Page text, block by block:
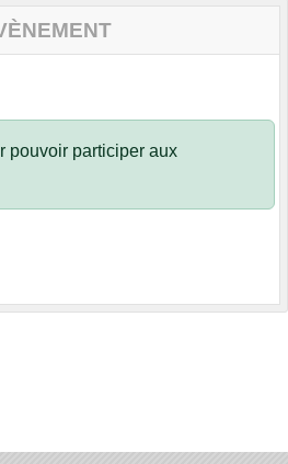
pouvoir participer aux